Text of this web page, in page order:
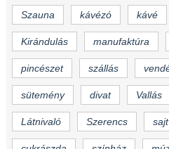
Szauna kávézó kávé
Kirándulás manufaktúra
pincészet szállás
sütemény divat Vallás
Látnivaló Szerencs sajt